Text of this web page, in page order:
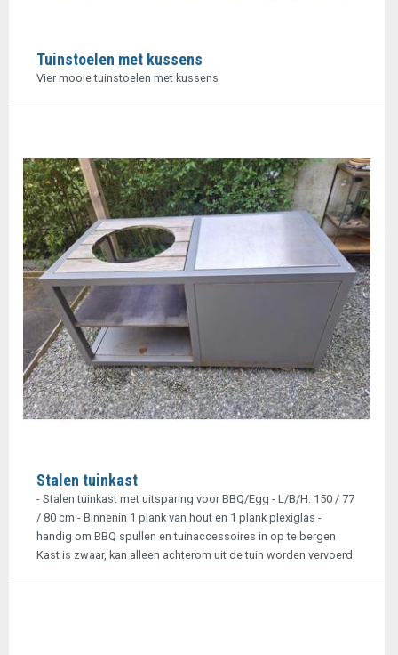
Tuinstoelen met kussens
Vier mooie tuinstoelen met kussens
Stalen tuinkast
- Stalen tuinkast met uitsparing voor BBQ/Egg - L/B/H: 150 / 77
/ 80 cm - Binnenin 1 plank van hout en 1 plank plexiglas -
handig om BBQ spullen en tuinaccessoires in op te bergen
Kast is zwaar, kan alleen achterom uit de tuin worden vervoerd.